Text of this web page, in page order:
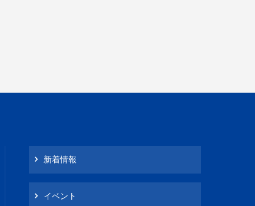
新着情報
イベント